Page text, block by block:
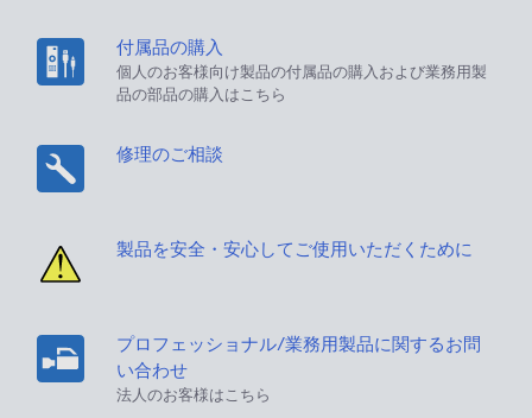
付属品の購入
個人のお客様向け製品の付属品の購入および業務用製
品の部品の購入はこちら
修理のご相談
製品を安全・安心してご使用いただくために
プロフェッショナル/業務用製品に関するお問
い合わせ
法人のお客様はこちら